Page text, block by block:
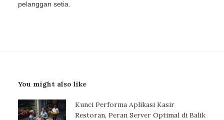
pelanggan setia.
You might also like
Kunci Performa Aplikasi Kasir
Restoran, Peran Server Optimal di Balik